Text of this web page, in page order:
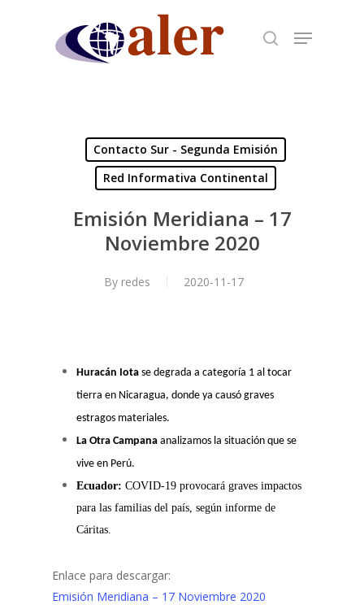
Contacto Sur - Segunda Emisión
Red Informativa Continental
Emisión Meridiana – 17
Noviembre 2020
By redes 2020-11-17
Huracán Iota se degrada a categoría 1 al tocar
tierra en Nicaragua, donde ya causó graves
estragos materiales.
La Otra Campana analizamos la situación que se
vive en Perú.
Ecuador: COVID-19 provocará graves impactos
para las familias del país, según informe de
Cáritas.
Enlace para descargar:
Emisión Meridiana – 17 Noviembre 2020